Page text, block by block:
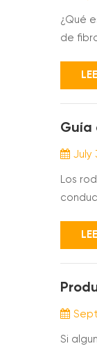
¿Qué
de
Guía
July
Los
el
Si